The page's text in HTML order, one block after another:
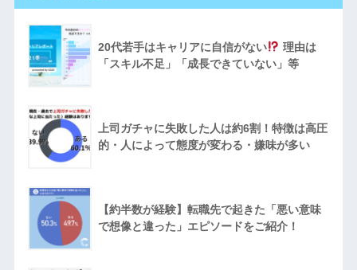
20代若手はキャリアに自信がない
理由は
「スキル不足」「成長できていない」等
上司ガチャに失敗した人は約6割！特徴は高圧
的・人によって態度が変わる・嫌味が多い
【約半数が経験】転職先で起きた「悪い意味
で想像と違った」エピソードをご紹介！